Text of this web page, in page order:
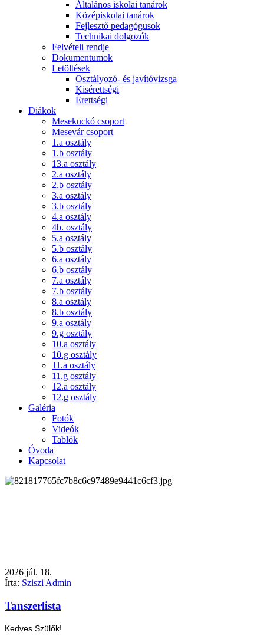
Általános iskolai tanárok
Középiskolai tanárok
Fejlesztő pedagógusok
Technikai dolgozók
Felvételi rendje
Dokumentumok
Letöltések
Osztályozó- és javítóvizsga
Kisérettségi
Érettségi
Diákok
Mesekuckó csoport
Mesevár csoport
1.a osztály
1.b osztály
13.a osztály
2.a osztály
2.b osztály
3.a osztály
3.b osztály
4.a osztály
4b. osztály
5.a osztály
5.b osztály
6.a osztály
6.b osztály
7.a osztály
7.b osztály
8.a osztály
8.b osztály
9.a osztály
9.g osztály
10.a osztály
10.g osztály
11.a osztály
11.g osztály
12.a osztály
12.g osztály
Galéria
Fotók
Videók
Tablók
Óvoda
Kapcsolat
2026 júl. 18.
Írta: Sziszi Admin
Tanszerlista
Kedves Szülők!